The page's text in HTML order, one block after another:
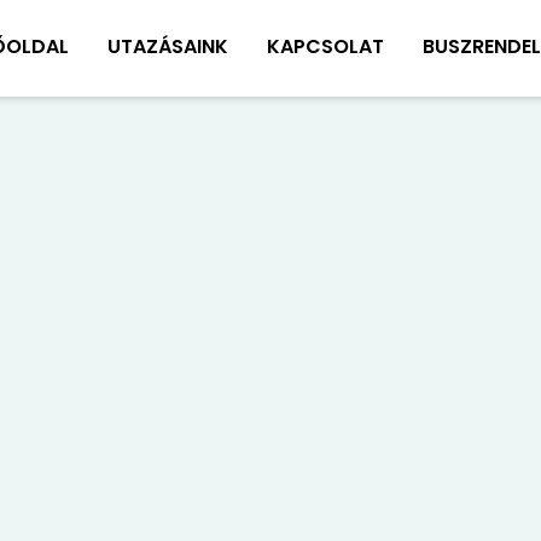
UTAZÁSAINK KAPCSOLAT